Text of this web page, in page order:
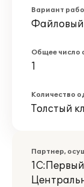
Вариант
Файловый
Общее число
1
Количество
Толстый
Партнер,